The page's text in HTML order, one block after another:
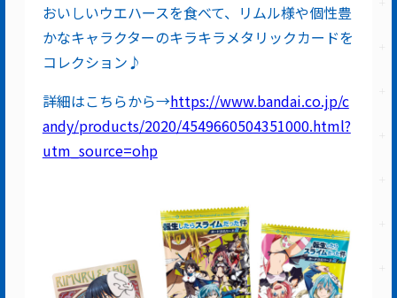
おいしいウエハースを食べて、リムル様や個性豊
かなキャラクターのキラキラメタリックカードを
コレクション♪
詳細はこちらから→https://www.bandai.co.jp/c
andy/products/2020/4549660504351000.html?
utm_source=ohp